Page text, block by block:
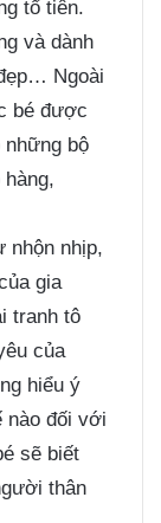
tổ tiên.
và dành
Ngoài
bé được
bộ
nhộn nhịp,
gia
tranh tô
của
hiểu ý
nào đối với
sẽ biết
thân